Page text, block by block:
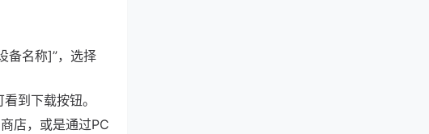
备名称]”，选择
到下载按钮。
店，或是通过PC